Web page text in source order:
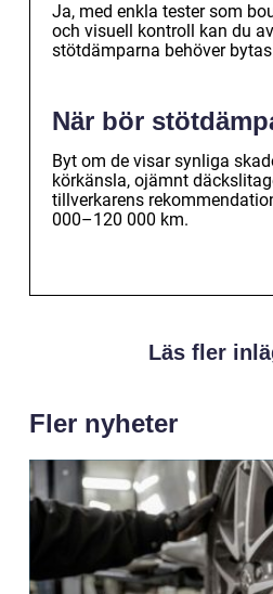
Ja, med enkla tester som
och visuell kontroll kan du
stötdämparna behöver
När bör
Byt om de visar synliga
körkänsla, ojämnt
tillverkarens
000–120 000 km.
Läs fler
Fler nyheter